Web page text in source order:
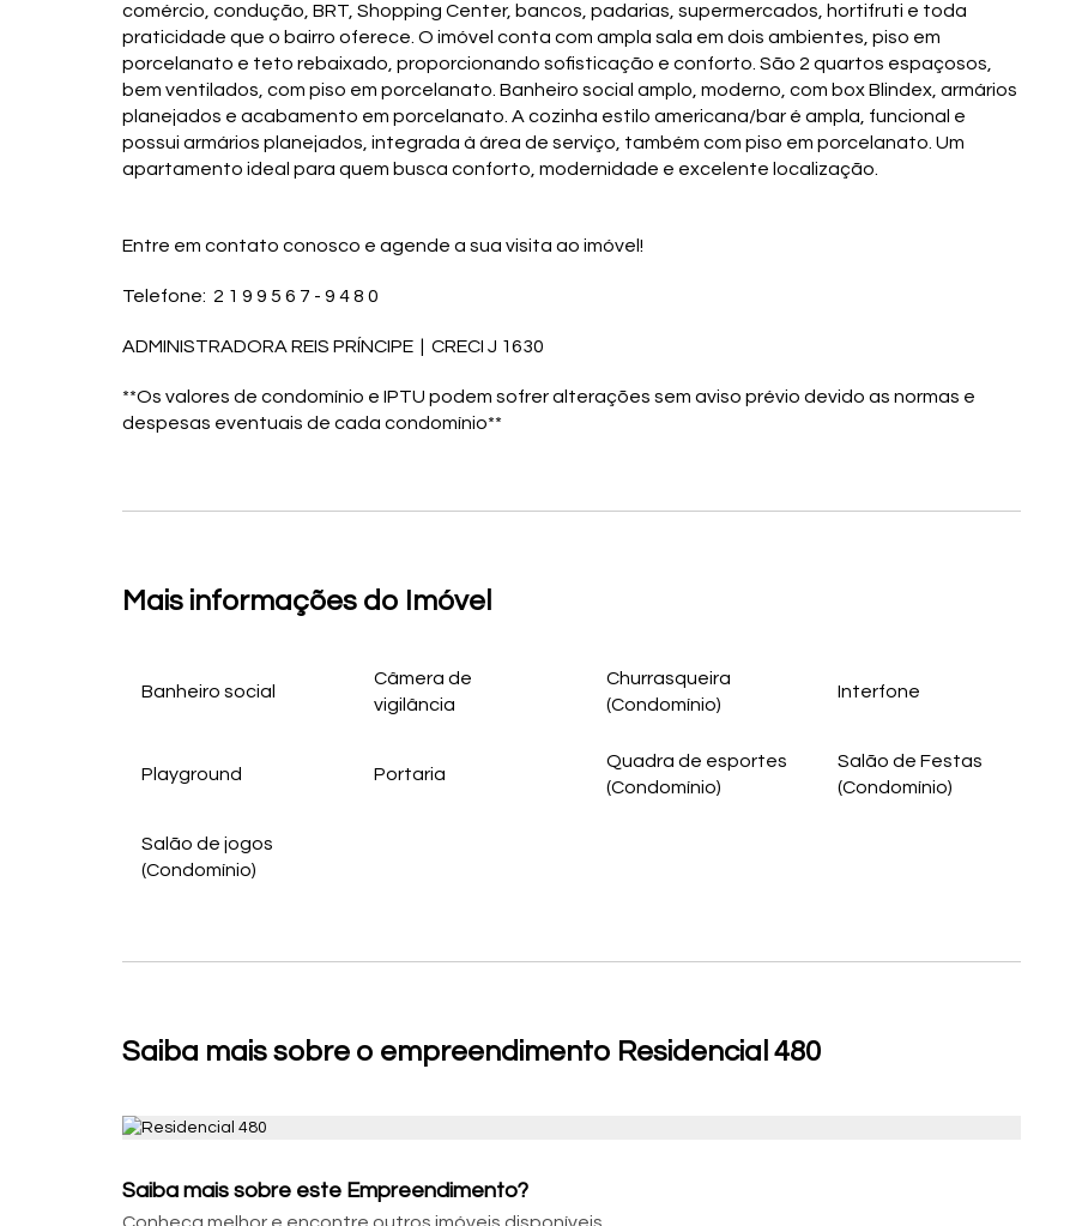
comércio, condução, BRT, Shopping Center, bancos, padarias, supermercados, hortifruti e toda
praticidade que o bairro oferece. O imóvel conta com ampla sala em dois ambientes, piso em
porcelanato e teto rebaixado, proporcionando sofisticação e conforto. São 2 quartos espaçosos,
bem ventilados, com piso em porcelanato. Banheiro social amplo, moderno, com box Blindex, armários
planejados e acabamento em porcelanato. A cozinha estilo americana/bar é ampla, funcional e
possui armários planejados, integrada à área de serviço, também com piso em porcelanato. Um
apartamento ideal para quem busca conforto, modernidade e excelente localização.
Entre em contato conosco e agende a sua visita ao imóvel!
Telefone: 2 1 9 9 5 6 7 - 9 4 8 0
ADMINISTRADORA REIS PRÍNCIPE | CRECI J 1630
**Os valores de condomínio e IPTU podem sofrer alterações sem aviso prévio devido as normas e
despesas eventuais de cada condomínio**
Mais informações do Imóvel
Banheiro social
Câmera de
vigilância
Churrasqueira
(Condomínio)
Interfone
Playground Portaria
Quadra de esportes
(Condomínio)
Salão de Festas
(Condomínio)
Salão de jogos
(Condomínio)
Saiba mais sobre o empreendimento Residencial 480
Saiba mais sobre este Empreendimento?